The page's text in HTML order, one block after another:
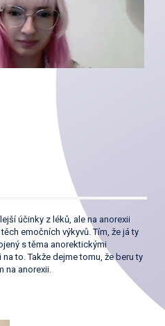
účinky z léků, ale na anorexii
emočních výkyvů. Tím, že já ty
s těma anorektickými
to. Takže dejme tomu, že beru ty
na anorexii.